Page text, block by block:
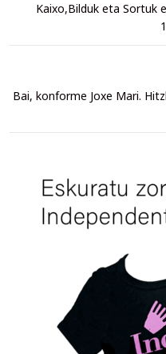
Kaixo,Bilduk eta Sortuk
Bai, konforme Joxe Mari.